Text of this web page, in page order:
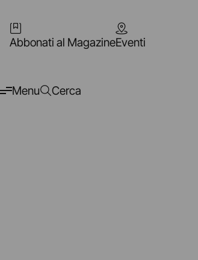
Abbonati al MagazineEventi
Menu Cerca